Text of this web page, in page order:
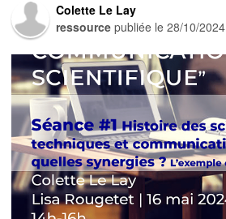
Colette Le Lay
ressource publiée le28/10/2024